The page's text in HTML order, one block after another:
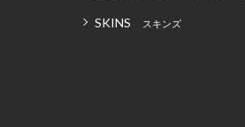
SKINS スキンズ